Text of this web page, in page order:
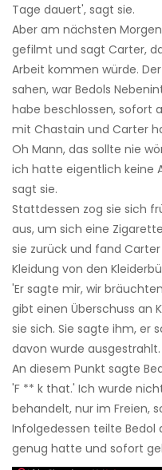
Tage dauert', sagt sie.
Aber am nächsten
gefilmt und sagt Carter,
Arbeit kommen würde.
sahen, war Bedols
habe beschlossen, sofort
mit Chastain und Carter
Oh Mann, das sollte nie
ich hatte eigentlich keine
sagt sie.
Stattdessen zog sie sich
aus, um sich eine
sie zurück und fand
Kleidung von den
'Er sagte mir, wir
gibt einen Überschuss an
sie sich. Sie sagte ihm, er
davon wurde ausgestrahlt.
An diesem Punkt sagte
'F ** k that.' Ich wurde
behandelt, nur im Freien,
Infolgedessen teilte Bedol
genug hatte und sofort